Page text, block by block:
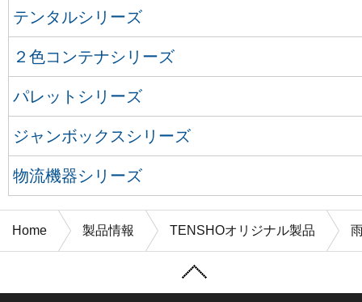
Home 製品情報 TENSHOオリジナル製品
テンタルシリーズ
２色コンテナシリーズ
パレットシリーズ
ジャンボックスシリーズ
物流機器シリーズ